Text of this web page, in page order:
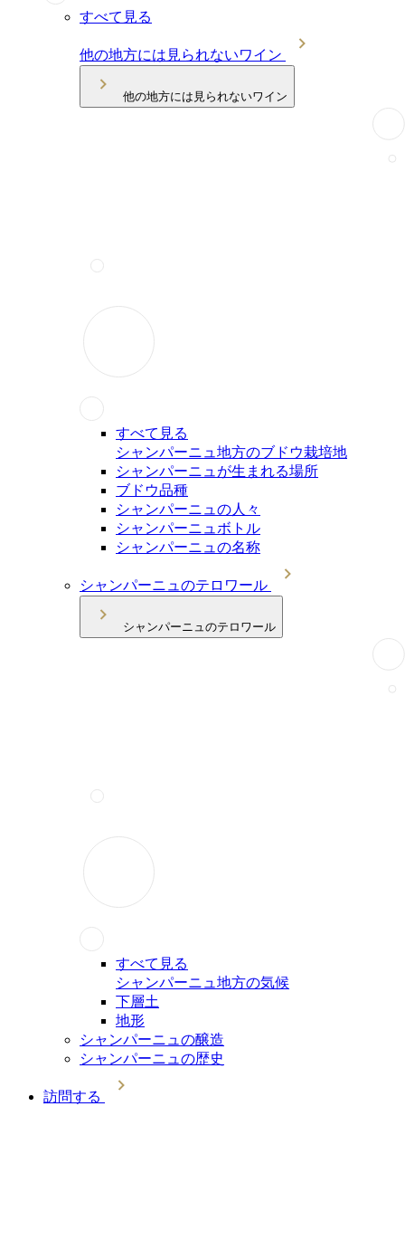
すべて見る
他の地方には見られないワイン
他の地方には見られないワイン
すべて見る
シャンパーニュ地方のブドウ栽培地
シャンパーニュが生まれる場所
ブドウ品種
シャンパーニュの人々
シャンパーニュボトル
シャンパーニュの名称
シャンパーニュのテロワール
シャンパーニュのテロワール
すべて見る
シャンパーニュ地方の気候
下層土
地形
シャンパーニュの醸造
シャンパーニュの歴史
訪問する